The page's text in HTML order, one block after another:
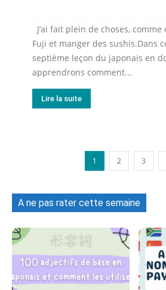
J’ai fait plein de choses,
Fuji et manger des sushis.Dans
septième leçon du japonais en
apprendrons comment...
Lire la suite
1 2 3
A ne pas rater cette semaine